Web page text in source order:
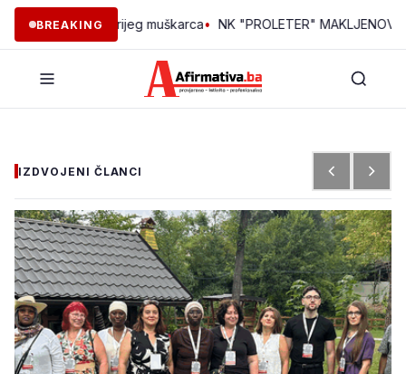
BREAKING
tijelo starijeg muškarca• NK "PROLETER" MAKLJENOVAC: 70
IZDVOJENI ČLANCI